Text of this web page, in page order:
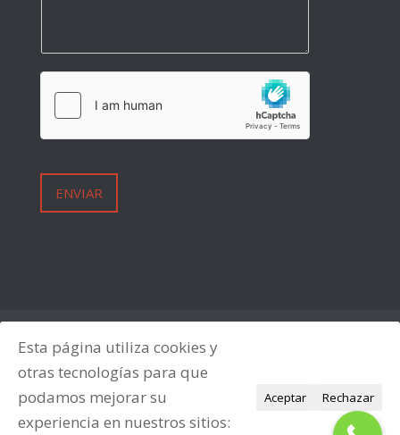
ENVIAR
Política de Cookies
Esta página utiliza cookies y
otras tecnologías para que
podamos mejorar su
experiencia en nuestros sitios:
Aceptar Rechazar